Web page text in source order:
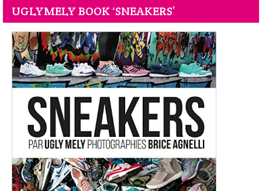
UGLYMELY BOOK ‘SNEAKERS’